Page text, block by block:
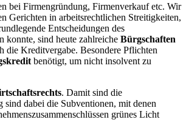
bei Firmengründung, Firmenverkauf etc. Wir
Gerichten in arbeitsrechtlichen Streitigkeiten,
Entscheidungen des
konnte, sind heute zahlreiche Bürgschaften
die Kreditvergabe. Besondere Pflichten
benötigt, um nicht insolvent zu
. Damit sind die
dabei die Subventionen, mit denen
grünes Licht